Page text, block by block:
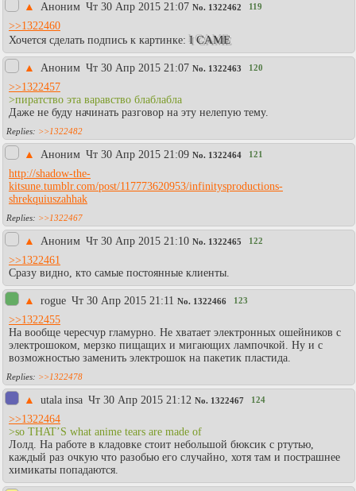
▲ Аноним Чт 30 Апр 2015 21:07 No. 1322462 119
>>1322460
Хочется сделать подпись к картинке: I CAME
▲ Аноним Чт 30 Апр 2015 21:07 No. 1322463 120
>>1322457
>пиратство эта варавство блаблабла
Даже не буду начинать разговор на эту нелепую тему.
>>1322482
▲ Аноним Чт 30 Апр 2015 21:09 No. 1322464 121
http://shadow-the-
kitsune.tumblr.com/post/117773620953/infinitysproductions-
shrekquiuszahhak
>>1322467
▲ Аноним Чт 30 Апр 2015 21:10 No. 1322465 122
>>1322461
Сразу видно, кто самые постоянные клиенты.
▲ rogue Чт 30 Апр 2015 21:11 No. 1322466 123
>>1322455
На вообще чересчур гламурно. Не хватает электронных ошейников с
электрошоком, мерзко пищащих и мигающих лампочкой. Ну и с
возможностью заменить электрошок на пакетик пластида.
>>1322478
▲ utala insa Чт 30 Апр 2015 21:12 No. 1322467 124
>>1322464
>so THAT’S what anime tears are made of
Лолд. На работе в кладовке стоит небольшой бюксик с ртутью,
каждый раз очкую что разобью его случайно, хотя там и пострашнее
химикаты попадаются.